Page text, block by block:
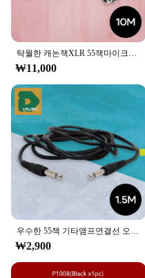
탁월한 캐논잭XLR 55잭마이크케이블 5M 마이크선 플러그 채널 내구성 핀 고음질 커넥터 멀티 스테레오 모노 방진
₩11,000
우수한 55잭 기타앰프연결선 오디오케이블 커넥터 음향 단자 음성 스테레오 헤드폰 마이크 컴퓨터 스피커 DMB
₩2,900